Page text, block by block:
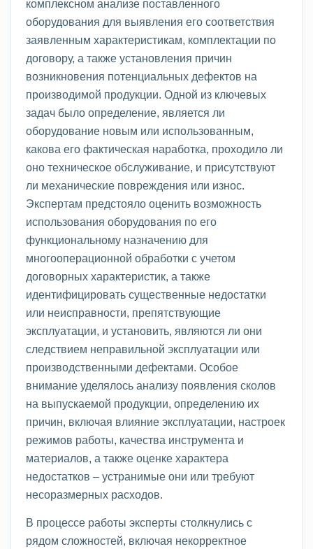
комплексном анализе поставленного
оборудования для выявления его соответствия
заявленным характеристикам, комплектации по
договору, а также установления причин
возникновения потенциальных дефектов на
производимой продукции. Одной из ключевых
задач было определение, является ли
оборудование новым или использованным,
какова его фактическая наработка, проходило ли
оно техническое обслуживание, и присутствуют
ли механические повреждения или износ.
Экспертам предстояло оценить возможность
использования оборудования по его
функциональному назначению для
многооперационной обработки с учетом
договорных характеристик, а также
идентифицировать существенные недостатки
или неисправности, препятствующие
эксплуатации, и установить, являются ли они
следствием неправильной эксплуатации или
производственными дефектами. Особое
внимание уделялось анализу появления сколов
на выпускаемой продукции, определению их
причин, включая влияние эксплуатации, настроек
режимов работы, качества инструмента и
материалов, а также оценке характера
недостатков – устранимые они или требуют
несоразмерных расходов.
В процессе работы эксперты столкнулись с
рядом сложностей, включая некорректное